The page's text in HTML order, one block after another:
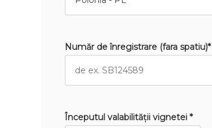
Număr de înregistrare (fara spatiu)*
Începutul valabilităţii vignetei *